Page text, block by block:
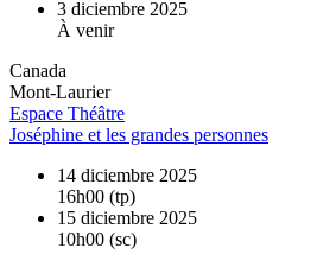
3 diciembre 2025
À venir
Canada
Mont-Laurier
Espace Théâtre
Joséphine et les grandes personnes
14 diciembre 2025
16h00 (tp)
15 diciembre 2025
10h00 (sc)